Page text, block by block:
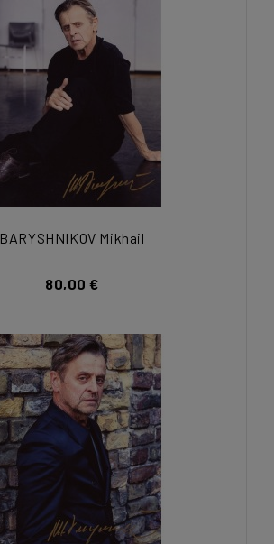
BARYSHNIKOV Mikhail
80,00 €